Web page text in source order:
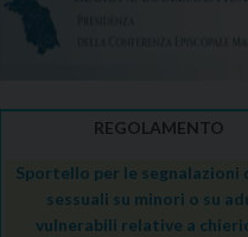
REGOLAMENTO
Sportello per le segnalazioni
sessuali su minori o su
vulnerabili relative a